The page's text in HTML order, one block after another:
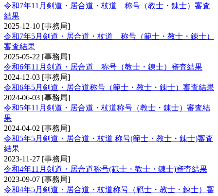
令和7年11月剣道・居合道・杖道 称号（教士・錬士）審査
結果
2025-12-10 [事務局]
令和7年5月剣道・居合道・杖道 称号（範士・教士・錬士）
審査結果
2025-05-22 [事務局]
令和6年11月剣道・居合道 称号（教士・錬士）審査結果
2024-12-03 [事務局]
令和6年5月剣道・居合道称号（範士・教士・錬士）審査結果
2024-06-03 [事務局]
令和5年11月剣道・居合道・杖道称号（教士・錬士）審査結
果
2024-04-02 [事務局]
令和5年5月剣道・居合道・杖道 称号(範士・教士・錬士)審査
結果
2023-11-27 [事務局]
令和4年11月剣道・居合道称号(範士・教士・錬士)審査結果
2023-09-07 [事務局]
令和4年5月剣道・居合道・杖道称号（範士・教士・錬士）審